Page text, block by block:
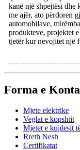
kanë një shpejtësi dhe
me ajër, ato përdoren
automobilave,
produkteve, projektet
tjetër kur nevojitet një
Forma e
Mjete elektrike
Veglat e kopshtit
Mjetet e kujdesit
Rreth Nesh
Certifikatat